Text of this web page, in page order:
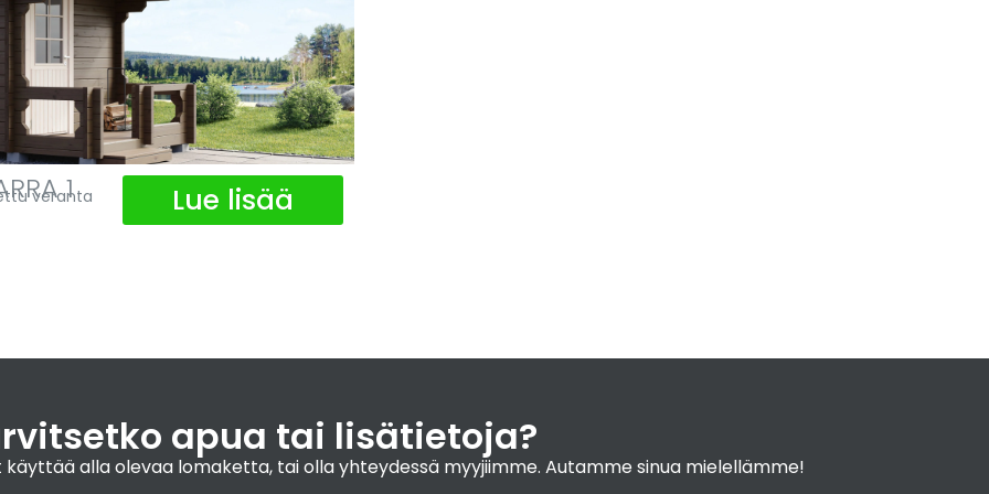
1
veranta
Lue lisää
apua tai lisätietoja?
alla olevaa lomaketta, tai olla yhteydessä myyjiimme. Autamme sinua mielellämme!